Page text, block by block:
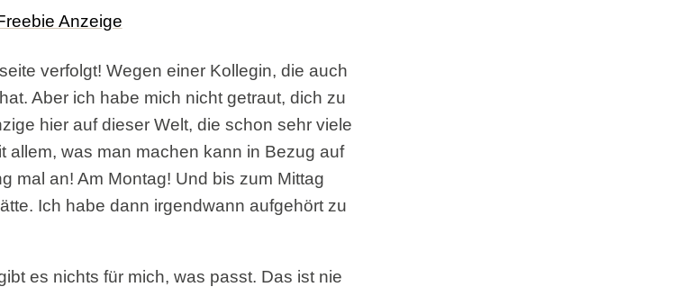
verfolgt! Wegen einer Kollegin, die auch
Aber ich habe mich nicht getraut, dich zu
hier auf dieser Welt, die schon sehr viele
allem, was man machen kann in Bezug auf
mal an! Am Montag! Und bis zum Mittag
Ich habe dann irgendwann aufgehört zu
es nichts für mich, was passt. Das ist nie